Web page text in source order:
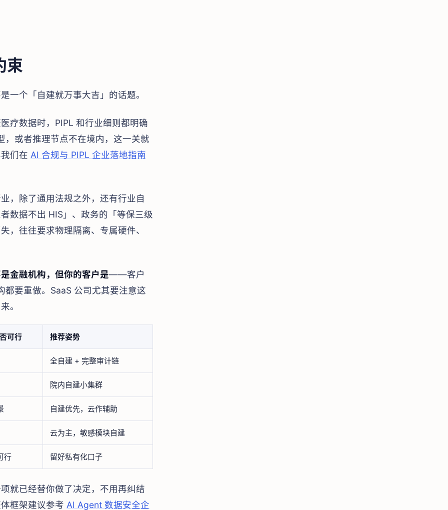
束
一个「自建就万事大吉」的话题。
疗数据时，PIPL 和行业细则都明确
，或者推理节点不在境内，这一关就
们在 AI 合规与 PIPL 企业落地指南
，除了通用法规之外，还有行业自
数据不出 HIS」、政务的「等保三级
，往往要求物理隔离、专属硬件、
金融机构，但你的客户是——客户
要重做。SaaS 公司尤其要注意这
。
可行 推荐姿势
全自建 + 完整审计链
院内自建小集群
自建优先，云作辅助
云为主，敏感模块自建
行 留好私有化口子
就已经替你做了决定，不用再纠结
框架建议参考 AI Agent 数据安全企